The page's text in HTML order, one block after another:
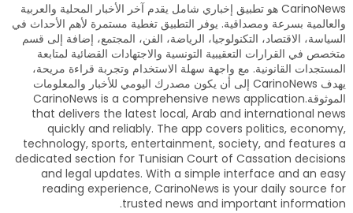
CarinoNews هو تطبيق إخباري شامل يقدم آخر الأخبار المحلية والعربية
والعالمية بسرعة ومصداقية. يوفر التطبيق تغطية مستمرة لأهم الأحداث في
السياسة، الاقتصاد، التكنولوجيا، الرياضة، الفن، المجتمع، إضافة إلى قسم
متخصص في القرارات التعقيبية التونسية والاجتهادات القضائية لمتابعة
المستجدات القانونية. مع واجهة سهلة الاستخدام وتجربة قراءة مريحة،
يهدف CarinoNews إلى أن يكون مصدرك اليومي للأخبار والمعلومات
الموثوقة.CarinoNews is a comprehensive news application
that delivers the latest local, Arab and international news
quickly and reliably. The app covers politics, economy,
technology, sports, entertainment, society, and features a
dedicated section for Tunisian Court of Cassation decisions
and legal updates. With a simple interface and an easy
reading experience, CarinoNews is your daily source for
trusted news and important information.